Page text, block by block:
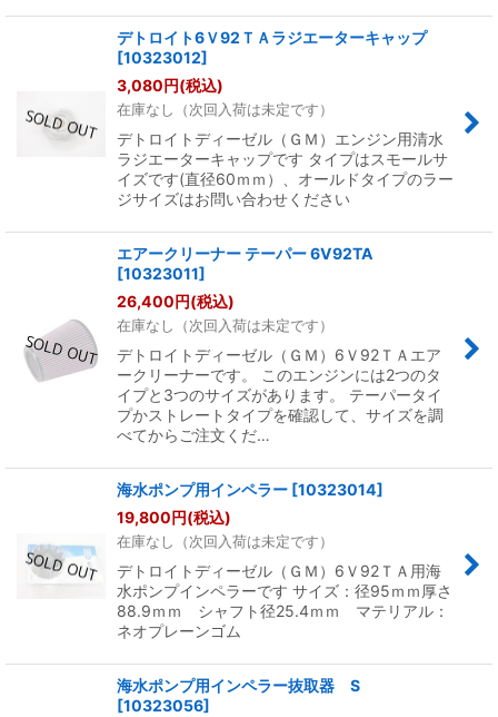
デトロイト6Ｖ92ＴＡラジエーターキャップ
[10323012]
3,080円(税込)
在庫なし（次回入荷は未定です）
デトロイトディーゼル（ＧＭ）エンジン用清水
ラジエーターキャップです タイプはスモールサ
イズです(直径60ｍｍ）、オールドタイプのラー
ジサイズはお問い合わせください
エアークリーナー テーパー 6V92TA
[10323011]
26,400円(税込)
在庫なし（次回入荷は未定です）
デトロイトディーゼル（ＧＭ）6Ｖ92ＴＡエア
ークリーナーです。 このエンジンには2つのタ
イプと3つのサイズがあります。 テーパータイ
プかストレートタイプを確認して、サイズを調
べてからご注文くだ…
海水ポンプ用インペラー [10323014]
19,800円(税込)
在庫なし（次回入荷は未定です）
デトロイトディーゼル（ＧＭ）6Ｖ92ＴＡ用海
水ポンプインペラーです サイズ：径95ｍｍ厚さ
88.9ｍｍ シャフト径25.4ｍｍ マテリアル：
ネオプレーンゴム
海水ポンプ用インペラー抜取器 S
[10323056]